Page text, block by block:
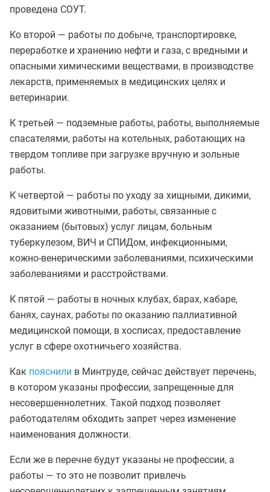
проведена СОУТ.
Ко второй — работы по добыче, транспортировке,
переработке и хранению нефти и газа, с вредными и
опасными химическими веществами, в производстве
лекарств, применяемых в медицинских целях и
ветеринарии.
К третьей — подземные работы, работы, выполняемые
спасателями, работы на котельных, работающих на
твердом топливе при загрузке вручную и зольные
работы.
К четвертой — работы по уходу за хищными, дикими,
ядовитыми животными, работы, связанные с
оказанием (бытовых) услуг лицам, больным
туберкулезом, ВИЧ и СПИДом, инфекционными,
кожно-венерическими заболеваниями, психическими
заболеваниями и расстройствами.
К пятой — работы в ночных клубах, барах, кабаре,
банях, саунах, работы по оказанию паллиативной
медицинской помощи, в хосписах, предоставление
услуг в сфере охотничьего хозяйства.
Как пояснили в Минтруде, сейчас действует перечень,
в котором указаны профессии, запрещенные для
несовершеннолетних. Такой подход позволяет
работодателям обходить запрет через изменение
наименования должности.
Если же в перечне будут указаны не профессии, а
работы — то это не позволит привлечь